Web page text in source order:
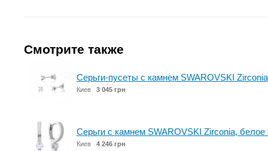
Смотрите также
Серьги-пусеты с камнем SWAROVSKI
Киев 3 045 грн
Серьги с камнем SWAROVSKI Zirconia,
Киев 4 246 грн